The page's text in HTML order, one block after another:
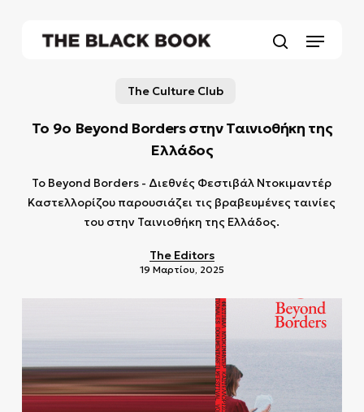
Menu
The Culture Club
To 9o Beyond Borders στην Ταινιοθήκη της
Ελλάδος
Το Beyond Borders - Διεθνές Φεστιβάλ Ντοκιμαντέρ
Καστελλορίζου παρουσιάζει τις βραβευμένες ταινίες
του στην Ταινιοθήκη της Ελλάδος.
The Editors
19 Μαρτίου, 2025